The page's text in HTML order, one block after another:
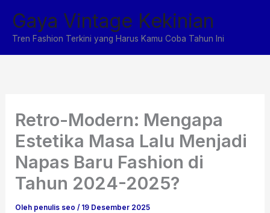
konten
Gaya Vintage Kekinian
Tren Fashion Terkini yang Harus Kamu Coba Tahun Ini
Retro-Modern: Mengapa
Estetika Masa Lalu Menjadi
Napas Baru Fashion di
Tahun 2024-2025?
Oleh penulis seo/ 19 Desember 2025